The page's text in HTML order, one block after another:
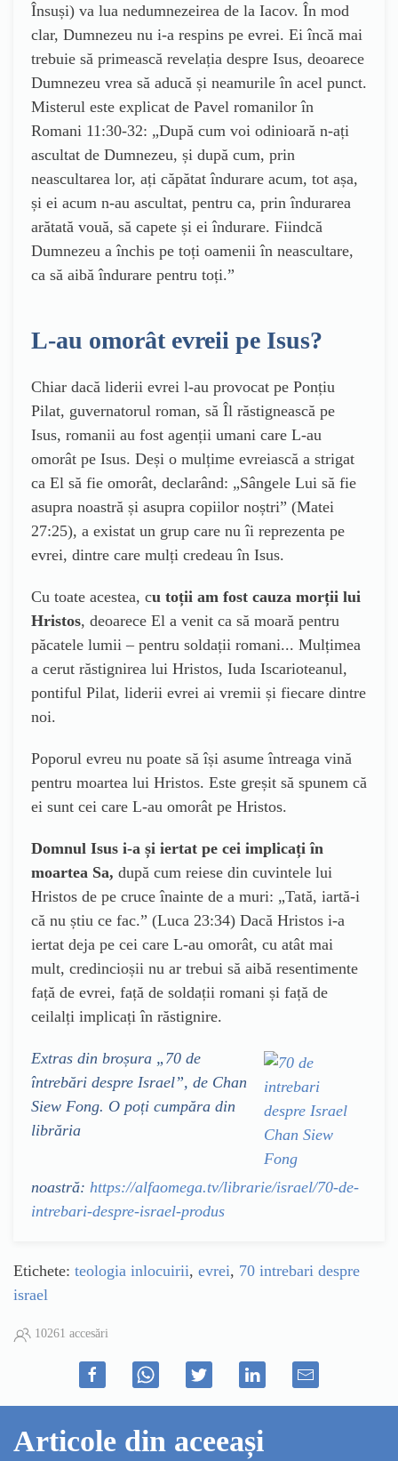
Însuși) va lua nedumnezeirea de la Iacov. În mod
clar, Dumnezeu nu i-a respins pe evrei. Ei încă mai
trebuie să primească revelația despre Isus, deoarece
Dumnezeu vrea să aducă și neamurile în acel punct.
Misterul este explicat de Pavel romanilor în
Romani 11:30-32: „După cum voi odinioară n-ați
ascultat de Dumnezeu, și după cum, prin
neascultarea lor, ați căpătat îndurare acum, tot așa,
și ei acum n-au ascultat, pentru ca, prin îndurarea
arătată vouă, să capete și ei îndurare. Fiindcă
Dumnezeu a închis pe toți oamenii în neascultare,
ca să aibă îndurare pentru toți.”
L-au omorât evreii pe Isus?
Chiar dacă liderii evrei l-au provocat pe Ponțiu
Pilat, guvernatorul roman, să Îl răstignească pe
Isus, romanii au fost agenții umani care L-au
omorât pe Isus. Deși o mulțime evreiască a strigat
ca El să fie omorât, declarând: „Sângele Lui să fie
asupra noastră și asupra copiilor noștri” (Matei
27:25), a existat un grup care nu îi reprezenta pe
evrei, dintre care mulți credeau în Isus.
Cu toate acestea, cu toții am fost cauza morții lui
Hristos, deoarece El a venit ca să moară pentru
păcatele lumii – pentru soldații romani... Mulțimea
a cerut răstignirea lui Hristos, Iuda Iscarioteanul,
pontiful Pilat, liderii evrei ai vremii și fiecare dintre
noi.
Poporul evreu nu poate să își asume întreaga vină
pentru moartea lui Hristos. Este greșit să spunem că
ei sunt cei care L-au omorât pe Hristos.
Domnul Isus i-a și iertat pe cei implicați în
moartea Sa, după cum reiese din cuvintele lui
Hristos de pe cruce înainte de a muri: „Tată, iartă-i
că nu știu ce fac.” (Luca 23:34) Dacă Hristos i-a
iertat deja pe cei care L-au omorât, cu atât mai
mult, credincioșii nu ar trebui să aibă resentimente
față de evrei, față de soldații romani și față de
ceilalți implicați în răstignire.
Extras din broșura „70 de
întrebări despre Israel”, de Chan
Siew Fong. O poți cumpăra din
librăria
noastră: https://alfaomega.tv/librarie/israel/70-de-
intrebari-despre-israel-produs
Etichete: teologia inlocuirii, evrei, 70 intrebari despre
israel
10261 accesări
Articole din aceeași